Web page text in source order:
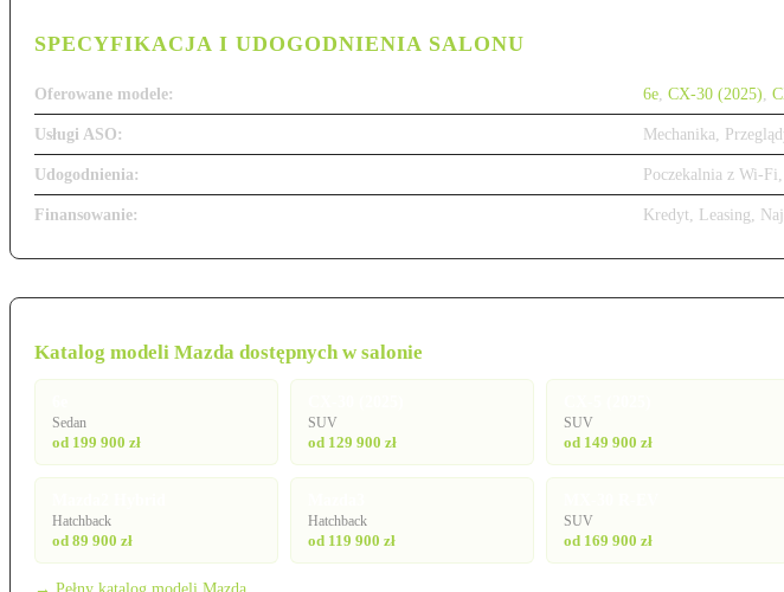
SPECYFIKACJA I UDOGODNIENIA SALONU
Oferowane modele: 6e CX-30 (2025)
Usługi ASO: Mechanika,
Udogodnienia: Poczekalnia z Wi-
Finansowanie: Kredyt, Leasing,
Katalog modeli Mazda dostępnych w salonie
Sedan
od 199 900 zł
SUV
od 129 900 zł
SUV
od 149 900 zł
Hatchback
od 89 900 zł
Hatchback
od 119 900 zł
SUV
od 169 900 zł